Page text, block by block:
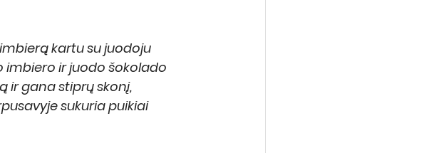
kartu su juodoju
imbiero ir juodo šokolado
ir gana stiprų skonį,
sukuria puikiai